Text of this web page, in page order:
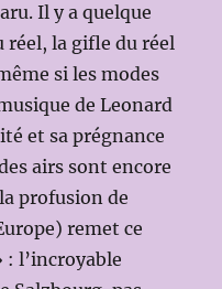
Il y a quelque
réel, la gifle du réel
si les modes
de Leonard
et sa prégnance
airs sont encore
profusion de
remet ce
: l’incroyable